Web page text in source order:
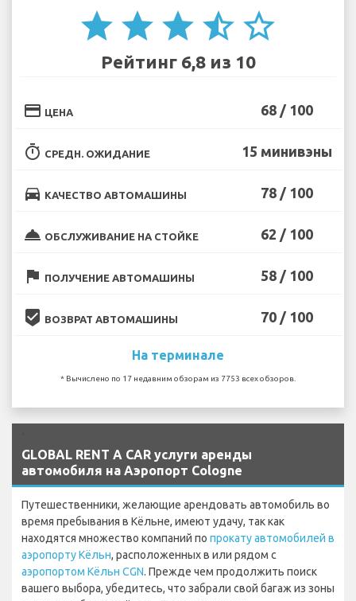
star star star star_half star_border
Рейтинг 6,8 из 10
credit_card ЦЕНА 68 / 100
timer СРЕДН. ОЖИДАНИЕ 15 минивэны
directions_car КАЧЕСТВО АВТОМАШИНЫ 78 / 100
room_service ОБСЛУЖИВАНИЕ НА СТОЙКЕ 62 / 100
flag ПОЛУЧЕНИЕ АВТОМАШИНЫ 58 / 100
beenhere ВОЗВРАТ АВТОМАШИНЫ 70 / 100
На терминале
* Вычислено по 17 недавним обзорам из 7753 всех обзоров.
GLOBAL RENT A CAR услуги аренды
автомобиля на Аэропорт Cologne
Путешественники, желающие арендовать автомобиль во
время пребывания в Кёльне, имеют удачу, так как
находятся множество компаний по прокату автомобилей в
аэропорту Кёльн, расположенных в или рядом с
аэропортом Кёльн CGN. Прежде чем продолжить поиск
вашего выбора, убедитесь, что забрали свой багаж из зоны